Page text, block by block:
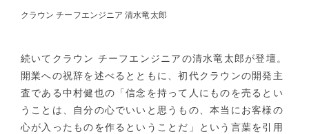
クラウン チーフエンジニア 清水竜太郎
続いてクラウン チーフエンジニアの清水竜太郎が登壇。
開業への祝辞を述べるとともに、初代クラウンの開発主
査である中村健也の「信念を持って人にものを売るとい
うことは、自分の心でいいと思うもの、本当にお客様の
心が入ったものを作るということだ」という言葉を引用